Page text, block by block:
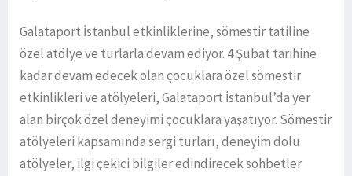
Galataport İstanbul etkinliklerine, sömestir tatiline
özel atölye ve turlarla devam ediyor. 4 Şubat tarihine
kadar devam edecek olan çocuklara özel sömestir
etkinlikleri ve atölyeleri, Galataport İstanbul’da yer
alan birçok özel deneyimi çocuklara yaşatıyor. Sömestir
atölyeleri kapsamında sergi turları, deneyim dolu
atölyeler, ilgi çekici bilgiler edindirecek sohbetler